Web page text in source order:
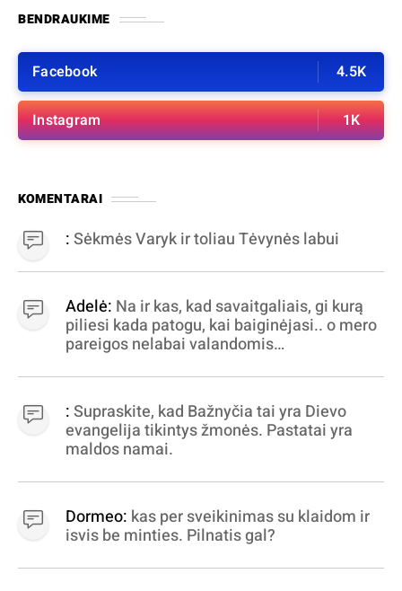
BENDRAUKIME
Facebook 4.5K
Instagram 1K
KOMENTARAI
:Sėkmės Varyk ir toliau Tėvynės labui
Adelė: Na ir kas, kad savaitgaliais, gi kurą
piliesi kada patogu, kai baiginėjasi.. o mero
pareigos nelabai valandomis
virpinimas, ieškokit kur milijonus vagia
dujininkai, elektros aferistai, stadionų
statytojai Vilnuje
:Supraskite, kad Bažnyčia tai yra Dievo
evangelija tikintys žmonės. Pastatai yra
maldos namai.
Dormeo: kas per sveikinimas su klaidom ir
isvis be minties. Pilnatis gal?